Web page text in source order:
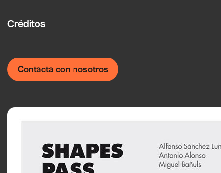
Créditos
Contacta con nosotros